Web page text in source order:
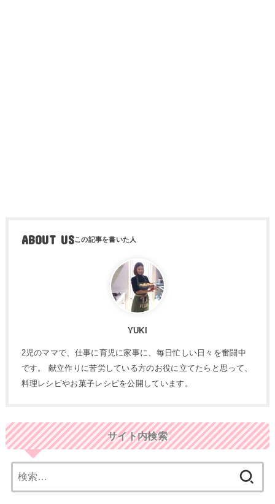
ABOUT US
YUKI
2児のママで、仕事に育児に家事に、毎日忙しい日々を奮闘中
です。 献立作りに苦労している方のお役に立てたらと思って、
料理レシピやお菓子レシピを公開しています。
サイト内検索
索: